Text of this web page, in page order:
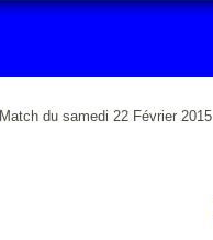
Match du samedi 22 Février 2015